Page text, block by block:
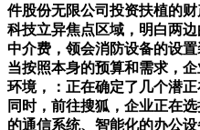
件股份无限公司投资扶植的
科技立异焦点区域，明白两
中介费，领会消防设备的设
当按照本身的预算和需求，
环境，：正在确定了几个潜
同时，前往搜狐，企业正在
的通信系统、智能化的办公